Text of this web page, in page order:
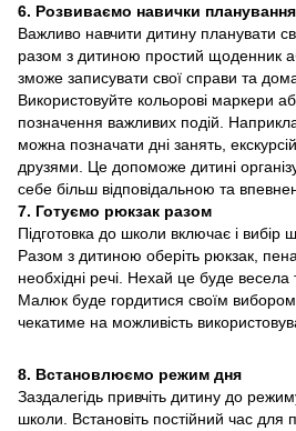
6. Розвиваємо навички планування
Важливо навчити дитину планувати
разом з дитиною простий щоденник
зможе записувати свої справи та
Використовуйте кольорові маркери
позначення важливих подій.
можна позначати дні занять,
друзями. Це допоможе дитині
себе більш відповідальною та
7. Готуємо рюкзак разом
Підготовка до школи включає і вибір
Разом з дитиною оберіть рюкзак,
необхідні речі. Нехай це буде весела
Малюк буде гордитися своїм вибором
чекатиме на можливість
8. Встановлюємо режим дня
Заздалегідь привчіть дитину до
школи. Встановіть постійний час для